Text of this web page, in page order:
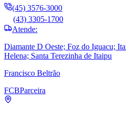
(45) 3576-3000
(43) 3305-1700
Atende:
Diamante D Oeste; Foz do Iguacu;
Helena; Santa Terezinha de Itaipu
Francisco Beltrão
FCBParceira